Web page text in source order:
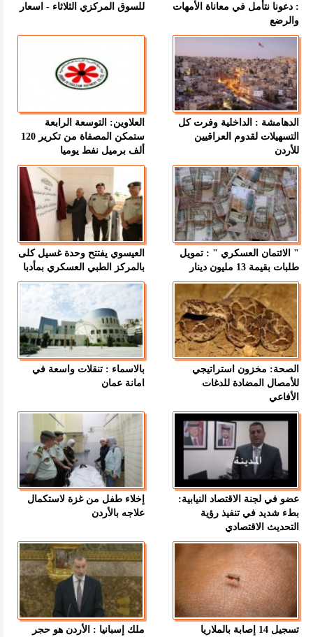
: دعونا نتأمل في معاناة الأمهات
والرضع
للسوق المركزي الثلاثاء - اسعار
الدهامشة : الداخلية وفرت كل
التسهيلات لقدوم العراقيين
للأردن
العلاوين: التوسعة الرابعة
ستمكن المصفاة من تكرير 120
ألف برميل نفط يوميا
" الائتمان العسكري " : تمويل
طلبات بقيمة 13 مليون دينار
العيسوي يفتتح وحدة غسيل كلى
بالمركز الطبي العسكري بمأدبا
الصحة: مخزون استراتيجي
للأمصال المضادة للدغات
الأفاعي
بالاسماء : تنقلات واسعة في
امانة عمان
عضو في لجنة الاقتصاد النيابية:
بطء شديد في تنفيذ رؤية
التحديث الاقتصادي
إخلاء طفل من غزة لاستكمال
علاجه بالأردن
تسجيل 14 إصابة بالملاريا
ملك إسبانيا : الأردن هو حجر